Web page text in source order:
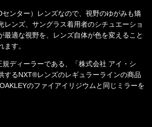
ンター）レンズなので、視野のゆがみも矯
レンズ、サングラス着用者のシチュエーショ
最適な視野を、レンズ自体が色を変えること
す。
ディーラーである、「株式会社 アイ・シ
するNXT®レンズのレギュラーラインの商品
のファイアイリジウムと同じミラーを